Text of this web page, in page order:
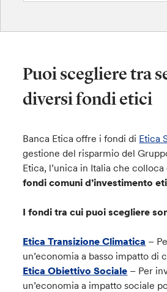
Puoi scegliere tra
diversi fondi etici
Banca Etica offre i fondi di Etica
gestione del risparmio del
Etica, l’unica in Italia che
fondi comuni d’investimento
I fondi tra cui puoi scegliere
Etica Transizione Climatica –
un’economia a basso impatto di
Etica Obiettivo Sociale – Per
un’economia a impatto sociale